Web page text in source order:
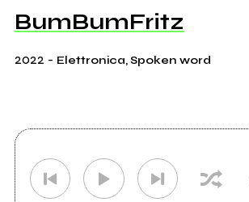
BumBumFritz
2022 - Elettronica, Spoken word